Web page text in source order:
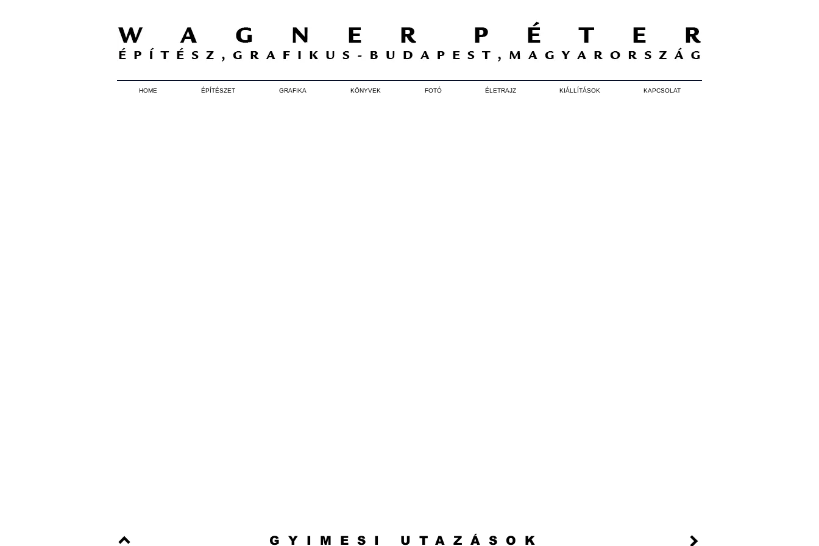
HOME ÉPÍTÉSZET GRAFIKA KÖNYVEK FOTÓ ÉLETRAJZ KIÁLLÍTÁSOK KAPCSOLAT
GYIMESI UTAZÁSOK